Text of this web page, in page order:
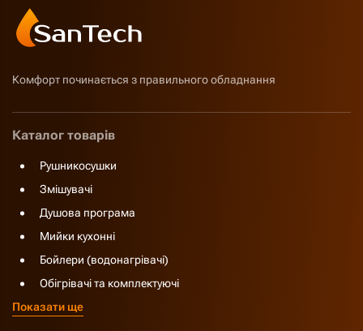
Комфорт починається з правильного обладнання
Каталог товарів
Рушникосушки
Змішувачі
Душова програма
Мийки кухонні
Бойлери (водонагрівачі)
Обігрівачі та комплектуючі
Показати ще